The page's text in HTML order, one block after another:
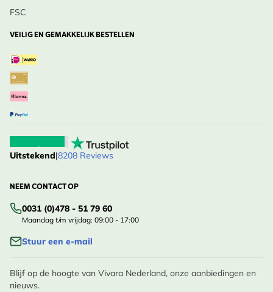
FSC
VEILIG EN GEMAKKELIJK BESTELLEN
Uitstekend|8208 Reviews
NEEM CONTACT OP
0031 (0)478 - 51 79 60
Maandag t/m vrijdag: 09:00 - 17:00
Stuur een e-mail
Blijf op de hoogte van Vivara Nederland, onze aanbiedingen en
nieuws.